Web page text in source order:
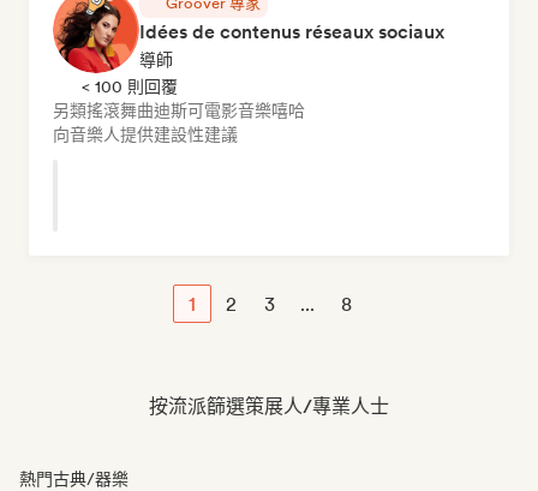
Idées de contenus réseaux sociaux
導師
< 100 則回覆
另類搖滾舞曲迪斯可電影音樂嘻哈
向音樂人提供建設性建議
1 2 3 ... 8
按流派篩選策展人/專業人士
熱門古典/器樂